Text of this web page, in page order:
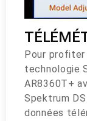
Pour
technologie
AR8360T+
Spektrum
données